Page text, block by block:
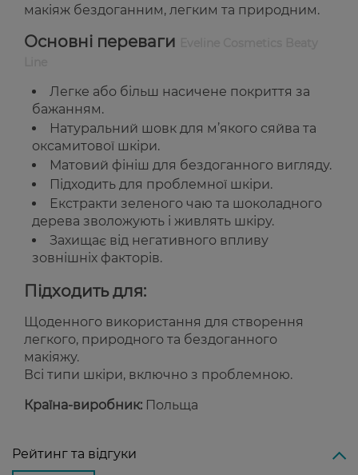
макіяж бездоганним, легким та природним.
Основні переваги
Легке або більш насичене покриття за
бажанням.
Натуральний шовк для м’якого сяйва та
оксамитової шкіри.
Матовий фініш для бездоганного вигляду.
Підходить для проблемної шкіри.
Екстракти зеленого чаю та шоколадного
дерева зволожують і живлять шкіру.
Захищає від негативного впливу
зовнішніх факторів.
Підходить для:
Щоденного використання для створення
легкого, природного та бездоганного
макіяжу.
Всі типи шкіри, включно з проблемною.
Країна-виробник: Польща
Рейтинг та відгуки